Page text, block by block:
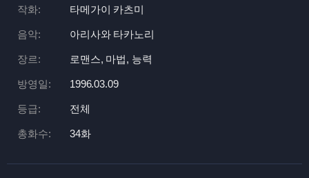
작화: 타메가이 카츠미
음악: 아리사와 타카노리
장르: 로맨스, 마법, 능력
방영일: 1996.03.09
등급: 전체
총화수: 34화